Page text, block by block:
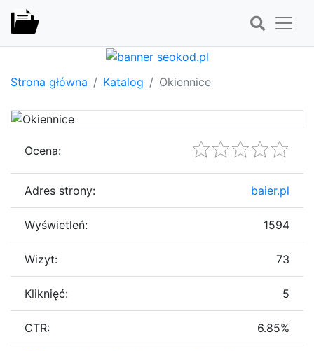
Strona główna Katalog Okiennice
Ocena:
Adres strony: baier.pl
Wyświetleń: 1594
Wizyt: 73
Kliknięć: 5
CTR: 6.85%